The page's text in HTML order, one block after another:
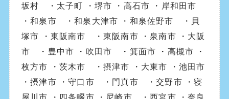
坂村 ・太子町 ・堺市 ・高石市 ・岸和田市
・和泉市 ・和泉大津市 ・和泉佐野市 ・貝
塚市 ・東阪南市 ・東阪南市 ・泉南市 ・大阪
市 ・豊中市 ・吹田市 ・箕面市 ・高槻市 ・
枚方市 ・茨木市 ・摂津市 ・大東市 ・池田市
・摂津市 ・守口市 ・門真市 ・交野市 ・寝